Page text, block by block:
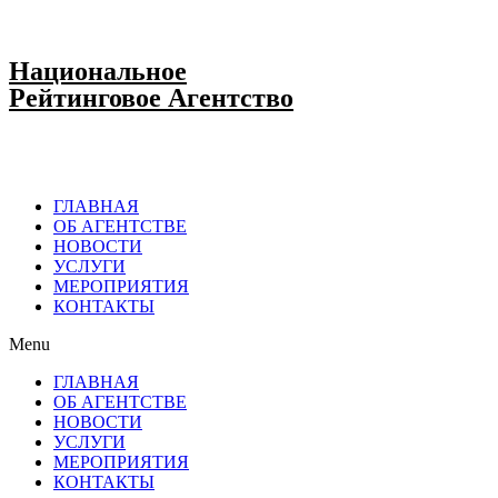
Национальное
Рейтинговое Агентство
ГЛАВНАЯ
ОБ АГЕНТСТВЕ
НОВОСТИ
УСЛУГИ
МЕРОПРИЯТИЯ
КОНТАКТЫ
Menu
ГЛАВНАЯ
ОБ АГЕНТСТВЕ
НОВОСТИ
УСЛУГИ
МЕРОПРИЯТИЯ
КОНТАКТЫ